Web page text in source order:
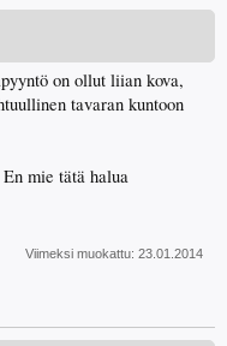
on ollut liian kova,
tavaran kuntoon
mie tätä halua
Viimeksi muokattu: 23.01.2014